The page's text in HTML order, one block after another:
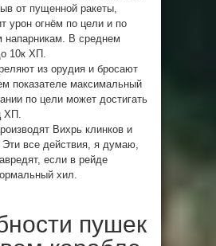
от пущенной ракеты,
урон огнём по цели и по
В среднем
10к ХП.
из орудия и бросают
показателе максимальный
по цели может достигать
ХП.
Вихрь клинков и
все действия, я думаю,
если в рейде
хил.
пушек